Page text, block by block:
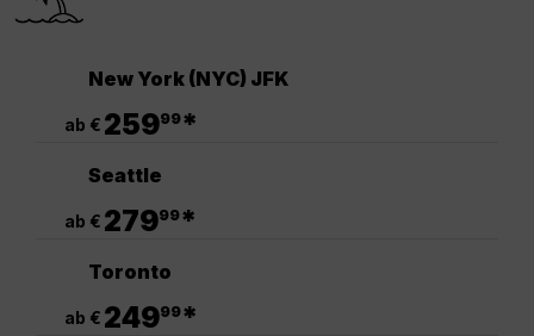
New York (NYC) JFK
ab € 25999*
Seattle
ab € 27999*
Toronto
ab € 24999*